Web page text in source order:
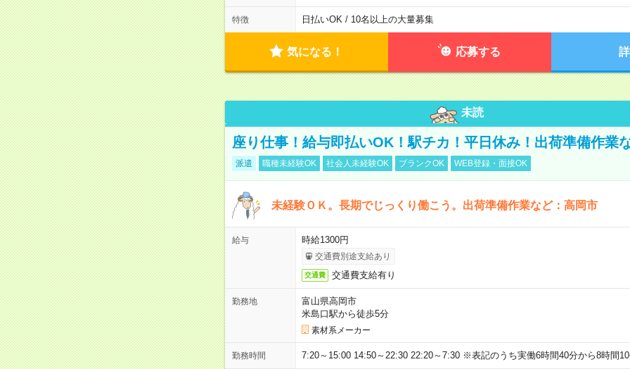
特徴 日払いOK / 10名以上の大量募集
気になる！ 応募する
未読
座り仕事！給与即払いOK！駅チカ！平日休み！出荷準備作業
派遣 職種未経験OK 社会人未経験OK ブランクOK WEB登録・面接OK
未経験ＯＫ。長期でじっくり働こう。出荷準備作業など：高岡市
給与 時給1300円
交通費別途支給あり
交通費 交通費支給有り
勤務地
富山県高岡市
米島口駅から徒歩5分
素材系メーカー
勤務時間 7:20～15:00 14:50～22:30 22:20～7:30 ※表記のうち実働6時間40分から8時間